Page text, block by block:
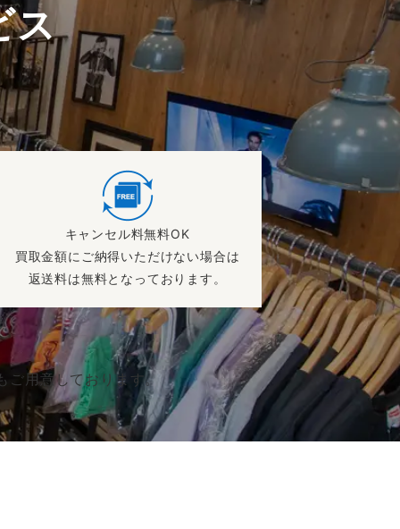
ス
キャンセル料無料OK
買取金額にご納得いただけない場合は
返送料は無料となっております。
用意しております。